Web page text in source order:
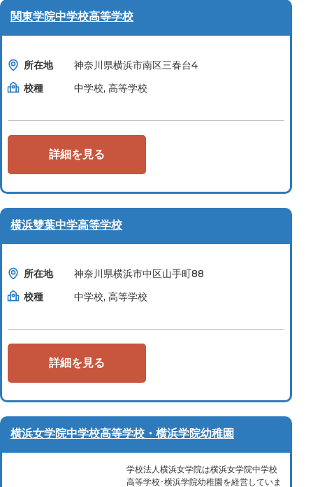
関東学院中学校高等学校
所在地
神奈川県横浜市南区三春台4
校種
中学校, 高等学校
詳細を見る
横浜雙葉中学高等学校
所在地
神奈川県横浜市中区山手町88
校種
中学校, 高等学校
詳細を見る
横浜女学院中学校高等学校・横浜学院幼稚園
学校法人横浜女学院は横浜女学院中学校
高等学校･横浜学院幼稚園を経営していま